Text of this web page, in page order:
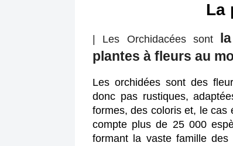
La
| Les Orchidacées sont
plantes à fleurs au
Les orchidées sont des
donc pas rustiques,
formes, des coloris et, le cas
compte plus de 25 000
formant la vaste famille